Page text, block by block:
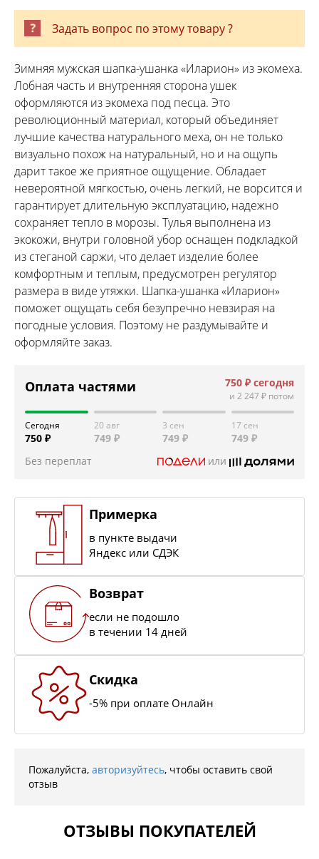
Задать вопрос по этому товару ?
Зимняя мужская шапка-ушанка «Иларион» из экомеха.
Лобная часть и внутренняя сторона ушек
оформляются из экомеха под песца. Это
революционный материал, который объединяет
лучшие качества натурального меха, он не только
визуально похож на натуральный, но и на ощупь
дарит такое же приятное ощущение. Обладает
невероятной мягкостью, очень легкий, не ворсится и
гарантирует длительную эксплуатацию, надежно
сохраняет тепло в морозы. Тулья выполнена из
экокожи, внутри головной убор оснащен подкладкой
из стеганой саржи, что делает изделие более
комфортным и теплым, предусмотрен регулятор
размера в виде утяжки. Шапка-ушанка «Иларион»
поможет ощущать себя безупречно невзирая на
погодные условия. Поэтому не раздумывайте и
оформляйте заказ.
Оплата частями 750 ₽ сегодня
и 2 247 ₽ потом
Сегодня
750 ₽
20 авг
749 ₽
3 сен
749 ₽
17 сен
749 ₽
Без переплат
или
Примерка
в пункте выдачи
Яндекс или СДЭК
Возврат
если не подошло
в течении 14 дней
Скидка
-5% при оплате Онлайн
Пожалуйста, авторизуйтесь, чтобы оставить свой
отзыв
ОТЗЫВЫ ПОКУПАТЕЛЕЙ